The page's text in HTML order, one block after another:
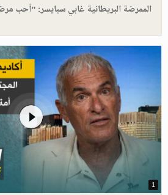
الممرضة البريطانية غابي سبايسر: "أحب
1